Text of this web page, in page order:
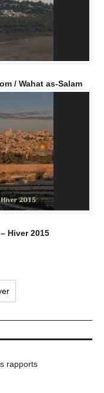
/ Wahat as-Salam
Hiver 2015
rapports